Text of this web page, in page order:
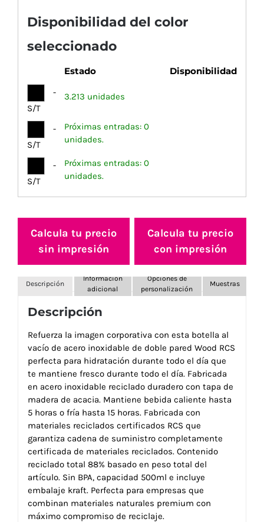
Disponibilidad del color
seleccionado
Estado Disponibilidad
-
S/T
3.213 unidades
-
S/T
Próximas entradas: 0
unidades.
-
S/T
Próximas entradas: 0
unidades.
Calcula tu precio
sin impresión
Calcula tu precio
con impresión
Descripción
Información
adicional
Opciones de
personalización
Muestras
Descripción
Refuerza la imagen corporativa con esta botella al
vacío de acero inoxidable de doble pared Wood RCS
perfecta para hidratación durante todo el día que
te mantiene fresco durante todo el día. Fabricada
en acero inoxidable reciclado duradero con tapa de
madera de acacia. Mantiene bebida caliente hasta
5 horas o fría hasta 15 horas. Fabricada con
materiales reciclados certificados RCS que
garantiza cadena de suministro completamente
certificada de materiales reciclados. Contenido
reciclado total 88% basado en peso total del
artículo. Sin BPA, capacidad 500ml e incluye
embalaje kraft. Perfecta para empresas que
combinan materiales naturales premium con
máximo compromiso de reciclaje.